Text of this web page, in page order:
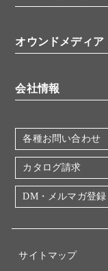
バイオメディカル(
機器・消耗品
書類ダウンロード
YouTube
オウンドメディア
会社情報
会社概要
地図・アクセス（
IR情報
電子公告
各種お問い合わせ
カタログ請求
DM・メルマガ登録
サイトマップ